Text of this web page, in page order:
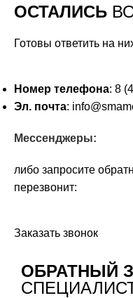
ОСТАЛИСЬ
Готовы ответить на
Номер телефона: 8
Эл. почта:
Мессенджеры:
либо запросите
перезвонит:
Заказать звонок
ОБРАТНЫЙ